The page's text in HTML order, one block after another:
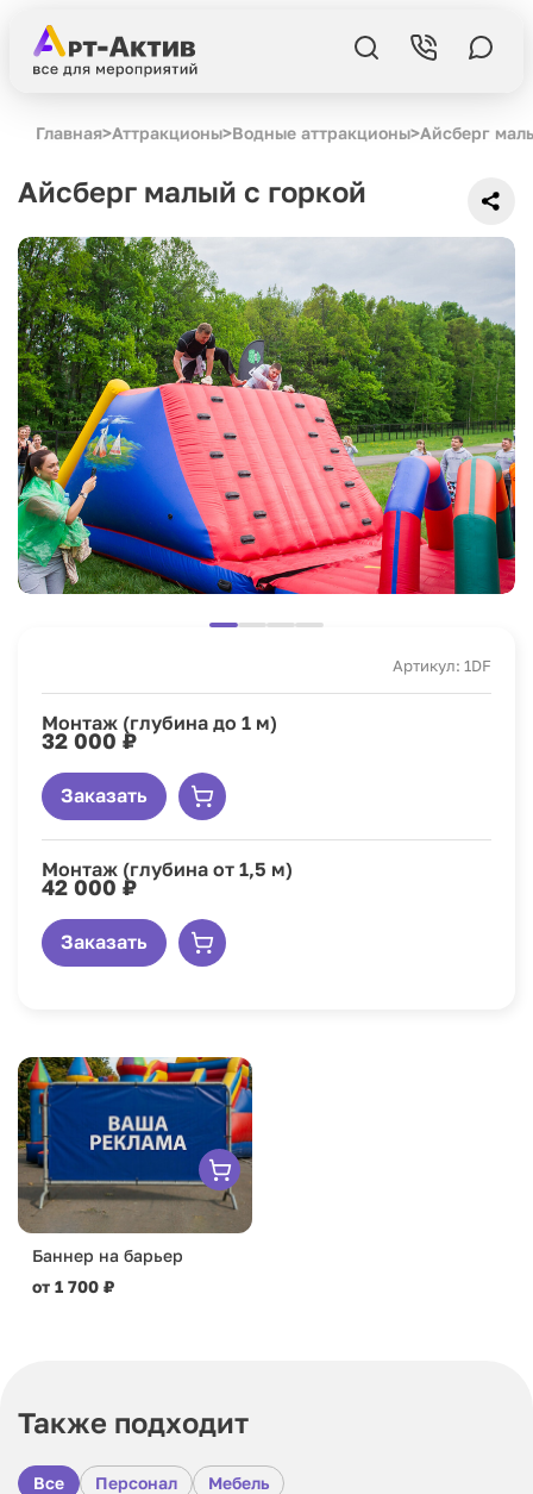
Главная>Аттракционы>Водные аттракционы>Айсберг
Айсберг малый с горкой
Артикул: 1DF
Монтаж (глубина до 1 м)
32 000 ₽
Заказать
Монтаж (глубина от 1,5 м)
42 000 ₽
Заказать
Баннер на барьер
от 1 700 ₽
Также подходит
Все Персонал
Мебель